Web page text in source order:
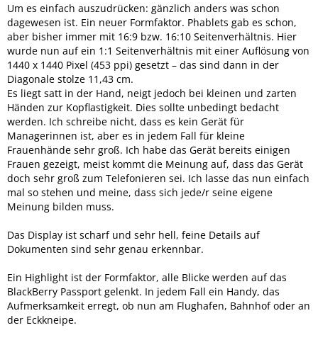
Um es einfach auszudrücken: gänzlich anders was schon
dagewesen ist. Ein neuer Formfaktor. Phablets gab es schon,
aber bisher immer mit 16:9 bzw. 16:10 Seitenverhältnis. Hier
wurde nun auf ein 1:1 Seitenverhältnis mit einer Auflösung von
1440 x 1440 Pixel (453 ppi) gesetzt – das sind dann in der
Diagonale stolze 11,43 cm.
Es liegt satt in der Hand, neigt jedoch bei kleinen und zarten
Händen zur Kopflastigkeit. Dies sollte unbedingt bedacht
werden. Ich schreibe nicht, dass es kein Gerät für
Managerinnen ist, aber es in jedem Fall für kleine
Frauenhände sehr groß. Ich habe das Gerät bereits einigen
Frauen gezeigt, meist kommt die Meinung auf, dass das Gerät
doch sehr groß zum Telefonieren sei. Ich lasse das nun einfach
mal so stehen und meine, dass sich jede/r seine eigene
Meinung bilden muss.
Das Display ist scharf und sehr hell, feine Details auf
Dokumenten sind sehr genau erkennbar.
Ein Highlight ist der Formfaktor, alle Blicke werden auf das
BlackBerry Passport gelenkt. In jedem Fall ein Handy, das
Aufmerksamkeit erregt, ob nun am Flughafen, Bahnhof oder an
der Eckkneipe.